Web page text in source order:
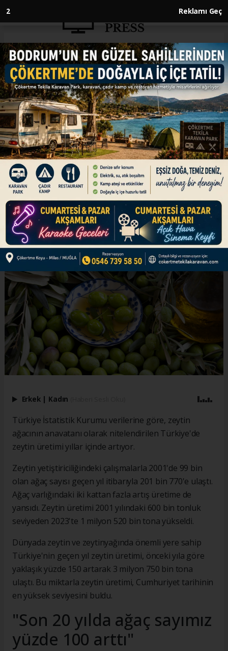
1 Reklamı Geç
Anasayfa EKONOMİ
Türkiye'nin zeytin üretimi
2024'te rekora ulaştı
EKONOMİ
09.01.2025 - 12:52, Güncelleme: 09.01.2025 - 12:52
Dünyanın önemli zeytin üreticisi Türkiye,
2024'te 3 milyon 750 bin tonla Cumhuriyet
tarihinin en fazla zeytin rekoltesine ulaştı.
ABONE OL
Erkek | Kadın
Türkiye İstatistik Kurumu verilerine göre, zeytin
ağacının anavatanı olarak nitelendirilen Türkiye'de
zeytin üretimi yıllar içinde artıyor.
Zeytin yetiştiriciliğindeki çalışmalarla 2001'de 99 bin
olan ağaç sayısı geçen yıl itibarıyla 201 bin 770'e ulaştı.
Ağaç varlığındaki iki kattan fazla artış üretime de
yansıdı. Zeytin üretimi 2001 yılındaki 600 bin tonluk
seviyeden 2023'te 1 milyon 520 bin tona yükseldi.
Dünyada zeytin ve zeytinyağında önemli yere sahip
Türkiye'nin geçen yıl zeytin üretimi, önceki yıla göre
yaklaşık yüzde 150 artarak 3 milyon 750 bin tona
ulaştı. Bu miktarla zeytin üretimi, Cumhuriyet tarihinin
en yüksek seviyesini buldu.
"Son 20 yılda ağaç sayımız
yüzde 100 arttı"